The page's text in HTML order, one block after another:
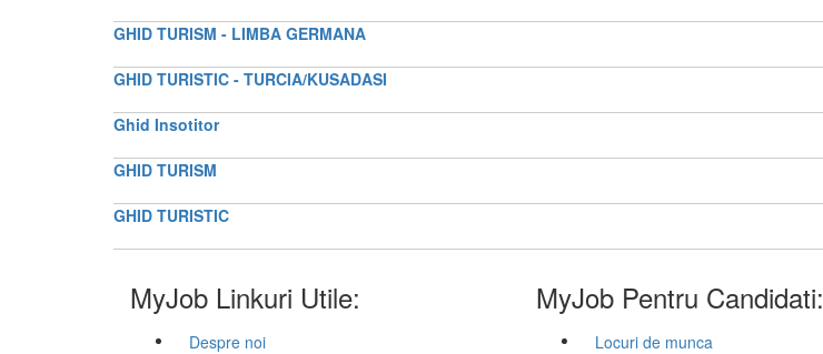
GHID TURISM - LIMBA GERMANA
GHID TURISTIC - TURCIA/KUSADASI
Ghid Insotitor
GHID TURISM
GHID TURISTIC
MyJob Linkuri Utile:
Despre noi
MyJob Pentru Candidati:
Locuri de munca